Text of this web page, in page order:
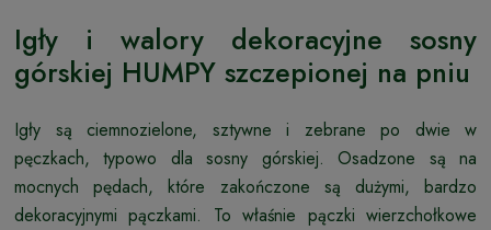
Igły i walory dekoracyjne sosny
górskiej HUMPY szczepionej na pniu
Igły są ciemnozielone, sztywne i zebrane po dwie w
pęczkach, typowo dla sosny górskiej. Osadzone są na
mocnych pędach, które zakończone są dużymi, bardzo
dekoracyjnymi pączkami. To właśnie pączki wierzchołkowe